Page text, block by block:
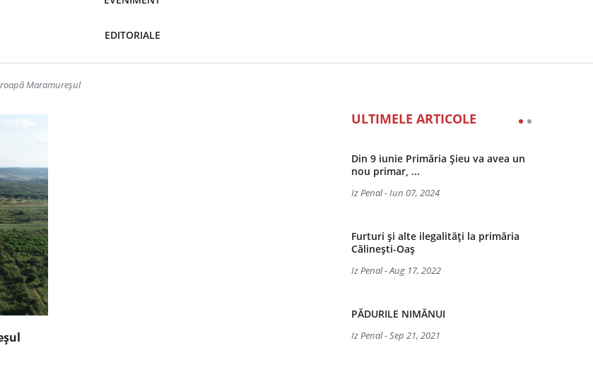
EDITORIALE
Maramureșul
ULTIMELE ARTICOLE
Din 9 iunie Primăria Șieu va avea un
nou primar, ...
Iz Penal-Iun 07, 2024
Furturi și alte ilegalități la primăria
Călinești-Oaș
Iz Penal-Aug 17, 2022
PĂDURILE NIMĂNUI
Iz Penal-Sep 21, 2021